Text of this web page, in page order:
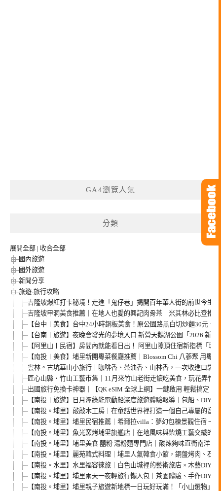
GA4瀏覽人氣
分類
展開全部 | 收合全部
國內旅遊
國外旅遊
新聞分享
旅遊-旅行攻略
吉隆坡爆紅打卡秘境！走進「鬼仔巷」揭開百年華人街的前世今生
吉隆坡甲洞美食推薦｜在地人也愛的興記肉骨茶 米其林必比登推
【台中〡美食】台中24小時銅板美食！原公園路黑白切炒麵30元
【台南〡旅遊】夜晚會發光的夢境入口 新營天鵝湖公園「2026 新營
【阿里山〡民宿】房間內就能看日出！ 阿里山隙頂住宿新指標「璦
【南投〡美食】埔里新開粵菜餐廳推薦｜Blossom Chi 八蔘聚 用粵
雲林。古坑華山小旅行｜咖啡香、茶油香、山林香，一次收進口袋
匠心山縣・竹山工藝市集｜11月來竹山老街走讀吃美食，玩花弄竹
出國旅行免換卡神器｜【QK eSIM 全球上網】一鍵啟用 輕鬆搞定
【南投〡旅遊】日月潭綠能電動船深度旅遊體驗報導｜包船、DIY
【南投。埔里】敲敲木工房｜在童話世界裡打造一個自己專屬的音
【南投。埔里】埔里民宿推薦｜希爾拉villa：夢幻包棟景觀住宿 一
【南投。埔里】魚光窯烤埔里旗艦店｜在地風味與柴燒工藝交織的
【南投。埔里】埔里美食 囍粉 湯粉麵專門店｜酸辣夠味直衝南洋
【南投。埔里】麗苑韓式料理｜埔里人氣韓食小館，銅盤烤肉、石
【南投。水里】水里福容徠旅｜白色山城裡的藝術旅店 × 木藝DIY ×
【南投。埔里】埔里兩天一夜輕旅行懶人包｜茶園體驗、手作DIY
【南投。埔里】埔里親子旅遊新地標一日玩好玩滿！「小山選物」